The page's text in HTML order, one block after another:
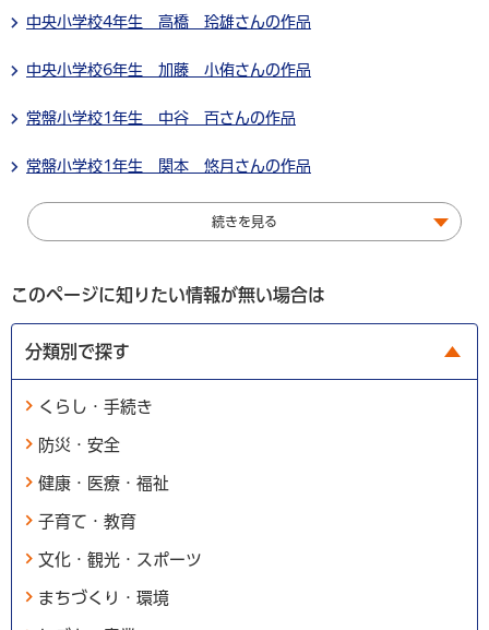
中央小学校4年生 高橋 玲雄さんの作品
中央小学校6年生 加藤 小侑さんの作品
常盤小学校1年生 中谷 百さんの作品
常盤小学校1年生 関本 悠月さんの作品
続きを見る
このページに知りたい情報が無い場合は
分類別で探す
くらし・手続き
防災・安全
健康・医療・福祉
子育て・教育
文化・観光・スポーツ
まちづくり・環境